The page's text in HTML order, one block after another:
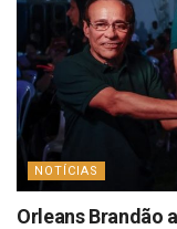
NOTÍCIAS
Orleans Brandão